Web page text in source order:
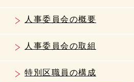
人事委員会の概要
人事委員会の取組
特別区職員の構成